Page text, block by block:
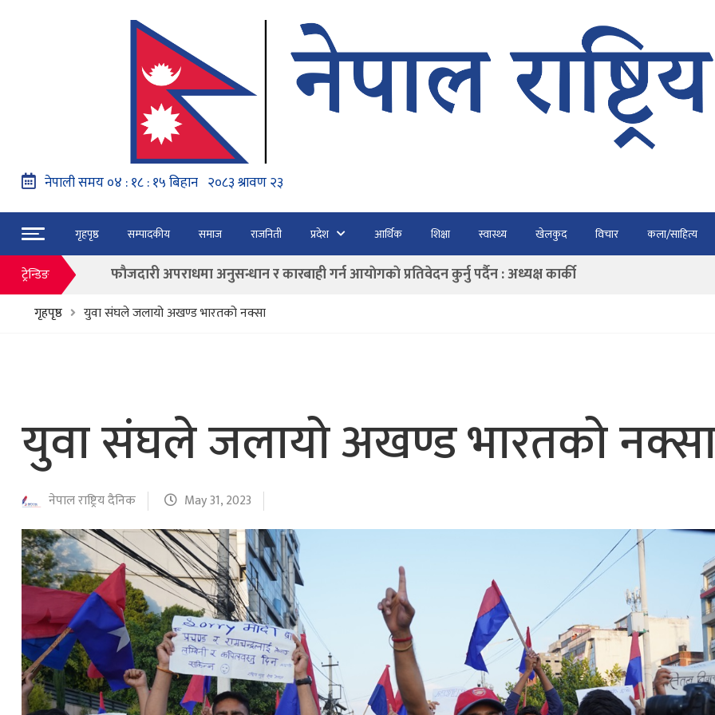
गृहपृष्ठ सम्पादकीय समाज राजनिती प्रदेश आर्थिक शिक्षा स्वास्थ्य खेलकुद विचार कला/साहित्य
ट्रेन्डिङ
नेपाल वायुसेवाको राहत उडानमार्फत १५७ यात्रु भैरहवाबाट काठमाडौं ल्याइए
हङ्गेरी सरकारले एकल मुद्राको रुपमा ‘युरो’ लागु नगर्ने
फाैजदारी अपराधमा अनुसन्धान र कारबाही गर्न आयाेगकाे प्रतिवेदन कुर्नु पर्दैन : अध्यक्ष कार्की
बाढी पहिरोका कारण मृत्यु हुनेको संख्या ६० पुग्यो
गृहपृष्ठ युवा संघले जलायो अखण्ड भारतको नक्सा
युवा संघले जलायो अखण्ड भारतको
नेपाल राष्ट्रिय दैनिक May 31, 2023